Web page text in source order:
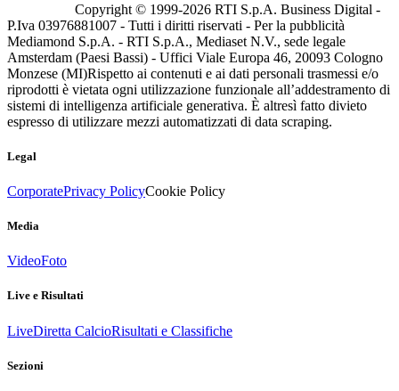
Copyright © 1999-2026 RTI S.p.A. Business Digital -
P.Iva 03976881007 - Tutti i diritti riservati - Per la pubblicità
Mediamond S.p.A. - RTI S.p.A., Mediaset N.V., sede legale
Amsterdam (Paesi Bassi) - Uffici Viale Europa 46, 20093 Cologno
Monzese (MI)Rispetto ai contenuti e ai dati personali trasmessi e/o
riprodotti è vietata ogni utilizzazione funzionale all’addestramento di
sistemi di intelligenza artificiale generativa. È altresì fatto divieto
espresso di utilizzare mezzi automatizzati di data scraping.
Legal
CorporatePrivacy PolicyCookie Policy
Media
VideoFoto
Live e Risultati
LiveDiretta CalcioRisultati e Classifiche
Sezioni